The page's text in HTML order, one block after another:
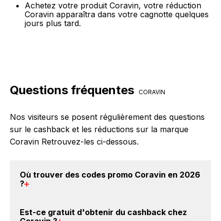
Achetez votre produit Coravin, votre réduction
Coravin apparaîtra dans votre cagnotte quelques
jours plus tard.
Questions fréquentes CORAVIN
Nos visiteurs se posent régulièrement des questions
sur le cashback et les réductions sur la marque
Coravin Retrouvez-les ci-dessous.
Où trouver des codes promo Coravin en 2026
?
promo sur les produits Coravin. Choisissez un site e-
Est-ce gratuit d'obtenir du cashback chez